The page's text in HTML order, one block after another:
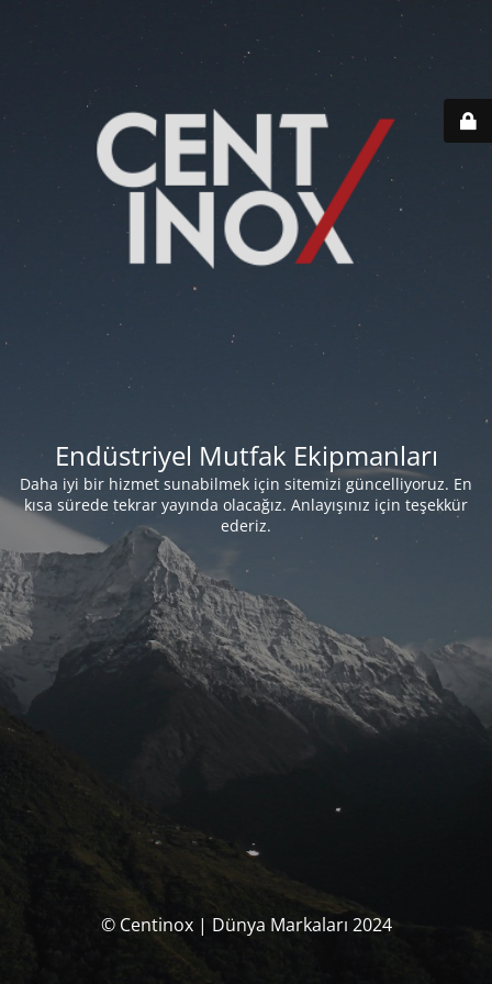
Endüstriyel Mutfak Ekipmanları
Daha iyi bir hizmet sunabilmek için sitemizi güncelliyoruz. En
kısa sürede tekrar yayında olacağız. Anlayışınız için teşekkür
ederiz.
© Centinox | Dünya Markaları 2024